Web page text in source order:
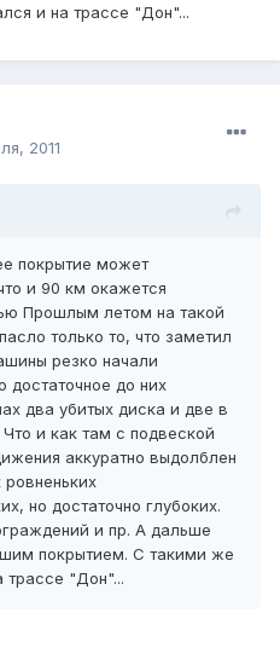
и на трассе "Дон"...
2011
покрытие может
и 90 км окажется
Прошлым летом на такой
только то, что заметил
резко начали
до них
два убитых диска и две в
и как там с подвеской
аккуратно выдолблен
но достаточно глубоких.
и пр. А дальше
покрытием. С такими же
трассе "Дон"...